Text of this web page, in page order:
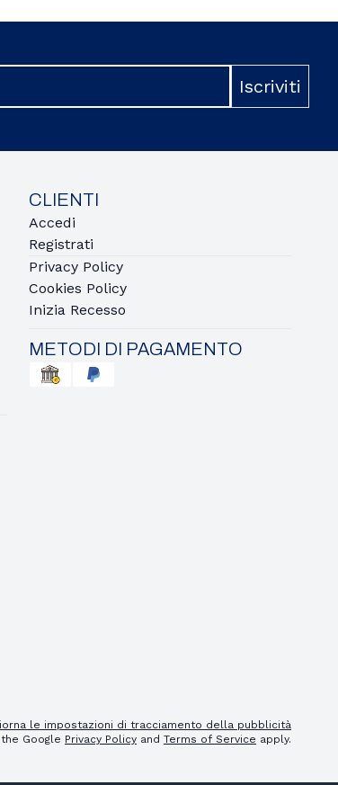
Iscriviti
CLIENTI
Accedi
Registrati
Privacy Policy
Cookies Policy
Inizia Recesso
METODI DI PAGAMENTO
le impostazioni di tracciamento della pubblicità
Google Privacy Policy and Terms of Service apply.